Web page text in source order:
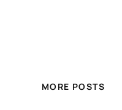
MORE POSTS